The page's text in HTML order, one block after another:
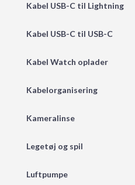
Kabel USB-C til Lightning
Kabel USB-C til USB-C
Kabel Watch oplader
Kabelorganisering
Kameralinse
Legetøj og spil
Luftpumpe